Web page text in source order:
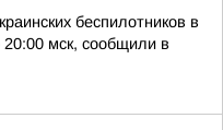
беспилотников в
мск, сообщили в